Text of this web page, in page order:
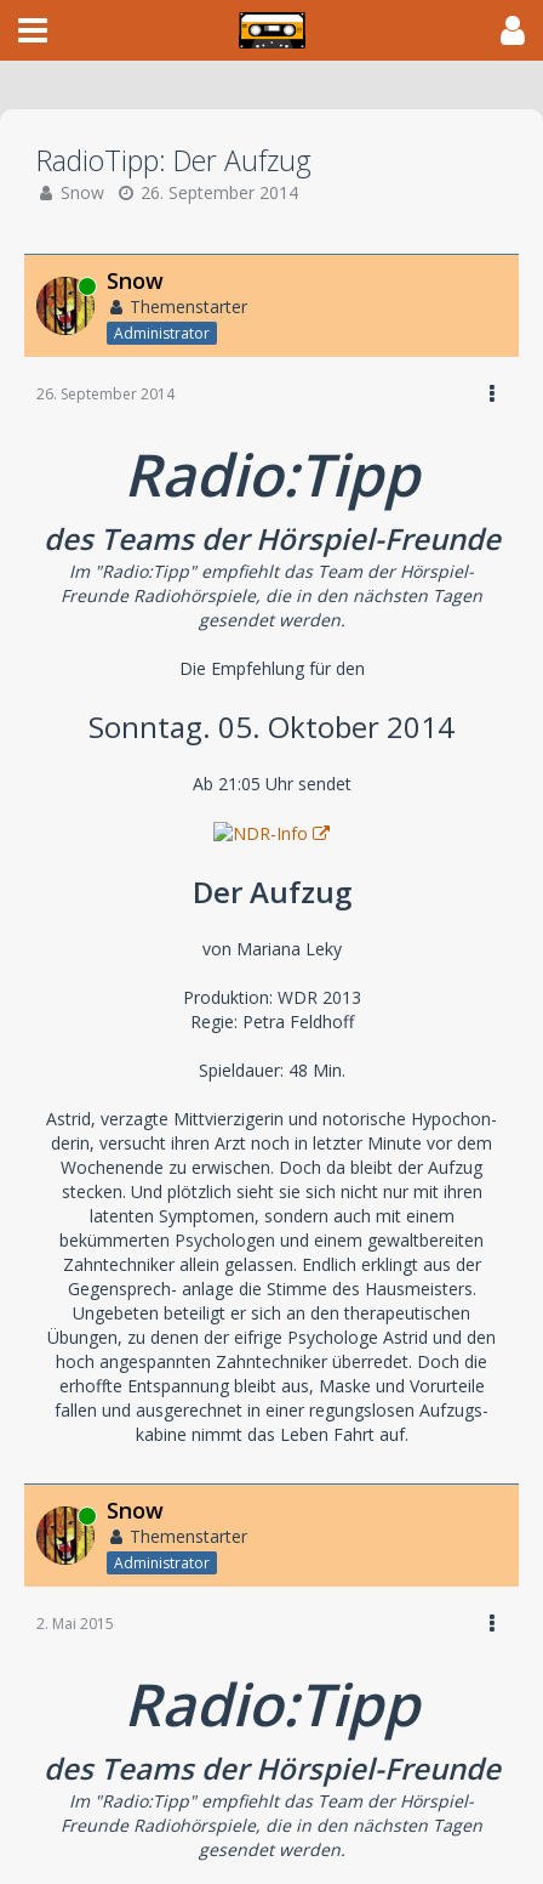
RadioTipp: Der Aufzug
Snow 26. September 2014
Online Snow
Themenstarter
Administrator
26. September 2014
Radio:Tipp
des Teams der Hörspiel-Freunde
Im "Radio:Tipp" empfiehlt das Team der Hörspiel-
Freunde Radiohörspiele, die in den nächsten Tagen
gesendet werden.
Die Empfehlung für den
Sonntag. 05. Oktober 2014
Ab 21:05 Uhr sendet
Der Aufzug
von Mariana Leky
Produktion: WDR 2013
Regie: Petra Feldhoff
Spieldauer: 48 Min.
Astrid, verzagte Mittvierzigerin und notorische Hypochon-
derin, versucht ihren Arzt noch in letzter Minute vor dem
Wochenende zu erwischen. Doch da bleibt der Aufzug
stecken. Und plötzlich sieht sie sich nicht nur mit ihren
latenten Symptomen, sondern auch mit einem
bekümmerten Psychologen und einem gewaltbereiten
Zahntechniker allein gelassen. Endlich erklingt aus der
Gegensprech- anlage die Stimme des Hausmeisters.
Ungebeten beteiligt er sich an den therapeutischen
Übungen, zu denen der eifrige Psychologe Astrid und den
hoch angespannten Zahntechniker überredet. Doch die
erhoffte Entspannung bleibt aus, Maske und Vorurteile
fallen und ausgerechnet in einer regungslosen Aufzugs-
kabine nimmt das Leben Fahrt auf.
Online Snow
Themenstarter
Administrator
2. Mai 2015
Radio:Tipp
des Teams der Hörspiel-Freunde
Im "Radio:Tipp" empfiehlt das Team der Hörspiel-
Freunde Radiohörspiele, die in den nächsten Tagen
gesendet werden.